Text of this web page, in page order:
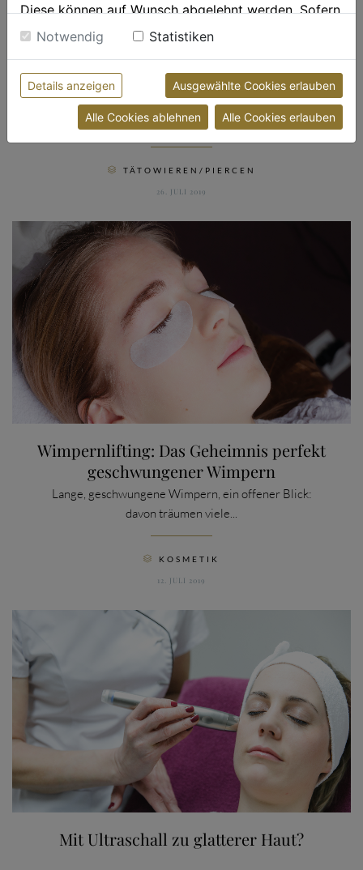
Die beste Jahreszeit für ein Tattoo?
Jederzeit.
Frühling, Sommer, Herbst oder Winter: Der beste
Zeitpunkt, um sich...
 TÄTOWIEREN/PIERCEN
26. JULI 2019
Wimpernlifting: Das Geheimnis perfekt
geschwungener Wimpern
Lange, geschwungene Wimpern, ein offener Blick:
davon träumen viele...
 KOSMETIK
12. JULI 2019
Mit Ultraschall zu glatterer Haut?
Diese können auf Wunsch abgelehnt werden. Sofern
sie unsere Webseite weiter nutzen, geben Sie
Einwilligung zu unseren Cookies.
Datenschutzerklärung
bzw. imImpressum
Notwendig Statistiken
Details anzeigen Ausgewählte Cookies erlauben
Alle Cookies ablehnen Alle Cookies erlauben